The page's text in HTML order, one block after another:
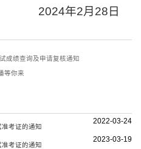
2024年2月28日
成绩查询及申请复核通知
等你来
考证的通知
2022-03-24
考证的通知
2023-03-19